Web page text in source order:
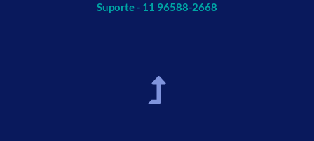
Suporte - 11 96588-2668